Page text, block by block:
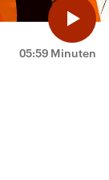
05:59 Minuten